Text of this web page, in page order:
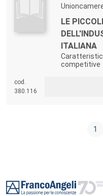
LE
ITALIANA
competitive
cod.
380.116
1